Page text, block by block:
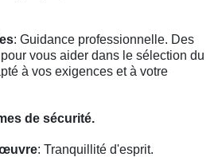
: Guidance professionnelle. Des
vous aider dans le sélection du
à vos exigences et à votre
de sécurité.
: Tranquillité d'esprit.